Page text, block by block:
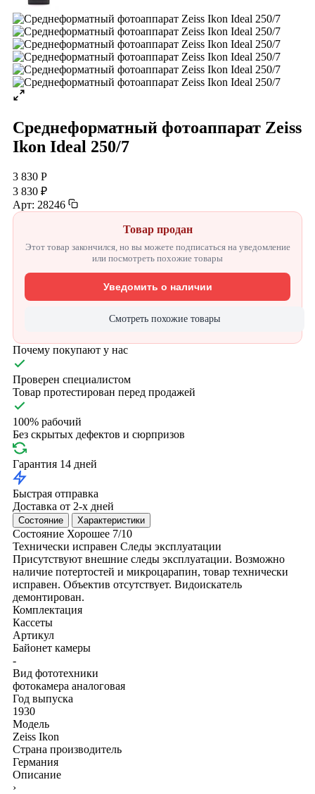
Среднеформатный фотоаппарат Zeiss
Ikon Ideal 250/7
3 830 Р
3 830 ₽
Арт: 28246
Товар продан
Этот товар закончился, но вы можете подписаться на уведомление
или посмотреть похожие товары
Уведомить о наличии
Смотреть похожие товары
Почему покупают у нас
Проверен специалистом
Товар протестирован перед продажей
100% рабочий
Без скрытых дефектов и сюрпризов
Гарантия 14 дней
Быстрая отправка
Доставка от 2-х дней
Состояние Характеристики
Состояние Хорошее 7/10
Технически исправен Следы эксплуатации
Присутствуют внешние следы эксплуатации. Возможно
наличие потертостей и микроцарапин, товар технически
исправен. Объектив отсутствует. Видоискатель
демонтирован.
Комплектация
Кассеты
Артикул
Байонет камеры
-
Вид фототехники
фотокамера аналоговая
Год выпуска
1930
Модель
Zeiss Ikon
Страна производитель
Германия
Описание
›